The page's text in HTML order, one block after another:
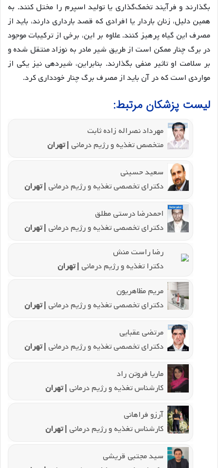
بگذارند و فرآیند تخمک‌گذاری یا تولید اسپرم را مختل کنند. به
همین دلیل، زنان باردار یا افرادی که قصد بارداری دارند، باید از
مصرف این گیاه پرهیز کنند. علاوه بر این، برخی از ترکیبات موجود
در برگ چنار ممکن است از طریق شیر مادر به نوزاد منتقل شده و
بر سلامت او تاثیر منفی بگذارند. بنابراین، شیردهی نیز یکی از
مواردی است که در آن باید از مصرف برگ چنار خودداری کرد.
لیست پزشکان مرتبط:
مهرداد نصراله زاده ثابت
متخصص تغذیه و رژیم درمانی | تهران
سعید حسینی
دکترای تخصصی تغذیه و رژیم درمانی | تهران
احمدرضا درستی مطلق
دکترای تخصصی تغذیه و رژیم درمانی | تهران
رضا راست منش
دکترا تغذیه و رژیم درمانی | تهران
مریم مظاهریون
دکترای تخصصی تغذیه و رژیم درمانی | تهران
مرتضی عقبایی
دکترای تخصصی تغذیه و رژیم درمانی | تهران
ماریا فروتن راد
کارشناس تغذیه و رژیم درمانی | تهران
آرزو فراهانی
کارشناس تغذیه و رژیم درمانی | تهران
سید مجتبی قریشی